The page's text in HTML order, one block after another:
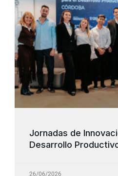
Jornadas de
Desarrollo
26/06/2026